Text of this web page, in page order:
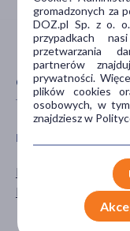
CECHY PRODUKTU
PŁEĆ
Mężczyzna
Kobieta
gromadzonych za
DOZ.pl Sp. z o.
przypadkach
przetwarzania
partnerów
prywatności.
plików cookies
osobowych, w
znajdziesz w